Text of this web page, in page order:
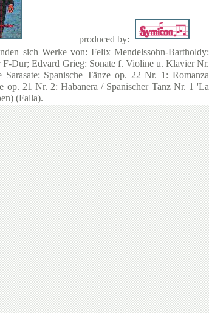
produced by:
sich Werke von: Felix Mendelssohn-Bartholdy:
Dur; Edvard Grieg: Sonate f. Violine u. Klavier Nr.
Spanische Tänze op. 22 Nr. 1: Romanza
op. 21 Nr. 2: Habanera / Spanischer Tanz Nr. 1 'La
(Falla).